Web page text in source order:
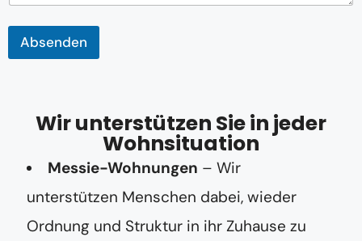
s
Absenden
Wir unterstützen Sie in jeder
Wohnsituation
Messie-Wohnungen – Wir
unterstützen Menschen dabei, wieder
Ordnung und Struktur in ihr Zuhause zu